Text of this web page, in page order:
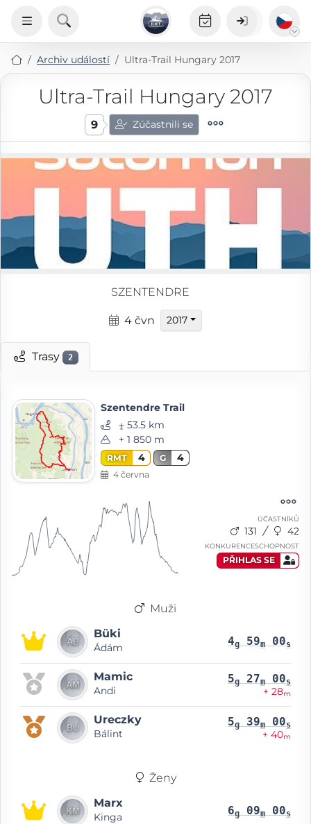
Archiv událostí Ultra-Trail Hungary 2017
Ultra-Trail Hungary 2017
9 Zúčastnili se
SZENTENDRE
4 čvn 2017
Trasy 2
Szentendre Trail
⨦ 53.5 km
+ 1 850 m
RMT 4 G 4
4 června
ÚČASTNÍKŮ
131 42
KONKURENCESCHOPNOST
PŘIHLAS SE
Muži
Büki
Ádám 4g 59m 00s
Mamic
Andi
5g 27m 00s
+ 28m
Ureczky
Bálint
5g 39m 00s
+ 40m
Ženy
Marx
Kinga 6g 09m 00s